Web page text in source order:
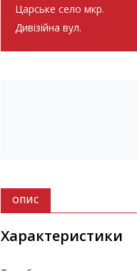
Царське село мкр.
Дивізійна вул.
ОПИС
Характеристики